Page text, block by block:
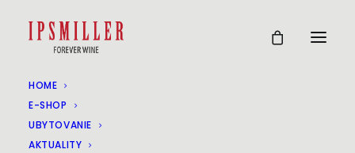
HOME
E-SHOP
UBYTOVANIE
AKTUALITY
PREZENTÁCIA KNIHY